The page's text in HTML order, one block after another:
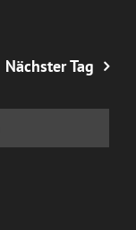
Nächster Tag